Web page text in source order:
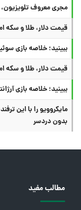
مجری معروف
قیمت دلار، طلا و سکه امروز
ببینید؛ خلاصه بازی سوئیس ۰ (۴) - کلمبیا ۰ (۳) در
قیمت دلار، طلا و سکه امروز
ببینید؛ خلاصه بازی آرژانتین ۳ - مصر ۲ در
بدون دردسر
مطالب مفید